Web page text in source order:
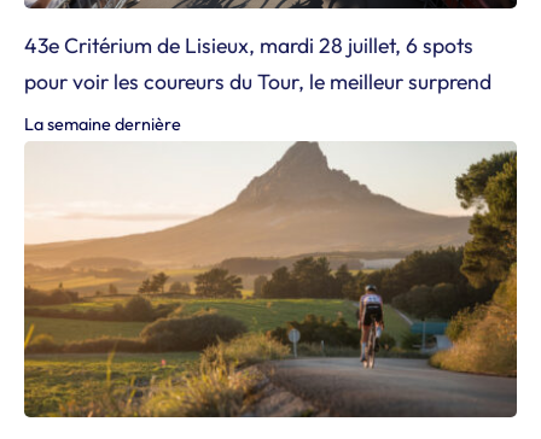
43e Critérium de Lisieux, mardi 28 juillet, 6 spots
pour voir les coureurs du Tour, le meilleur surprend
La semaine dernière